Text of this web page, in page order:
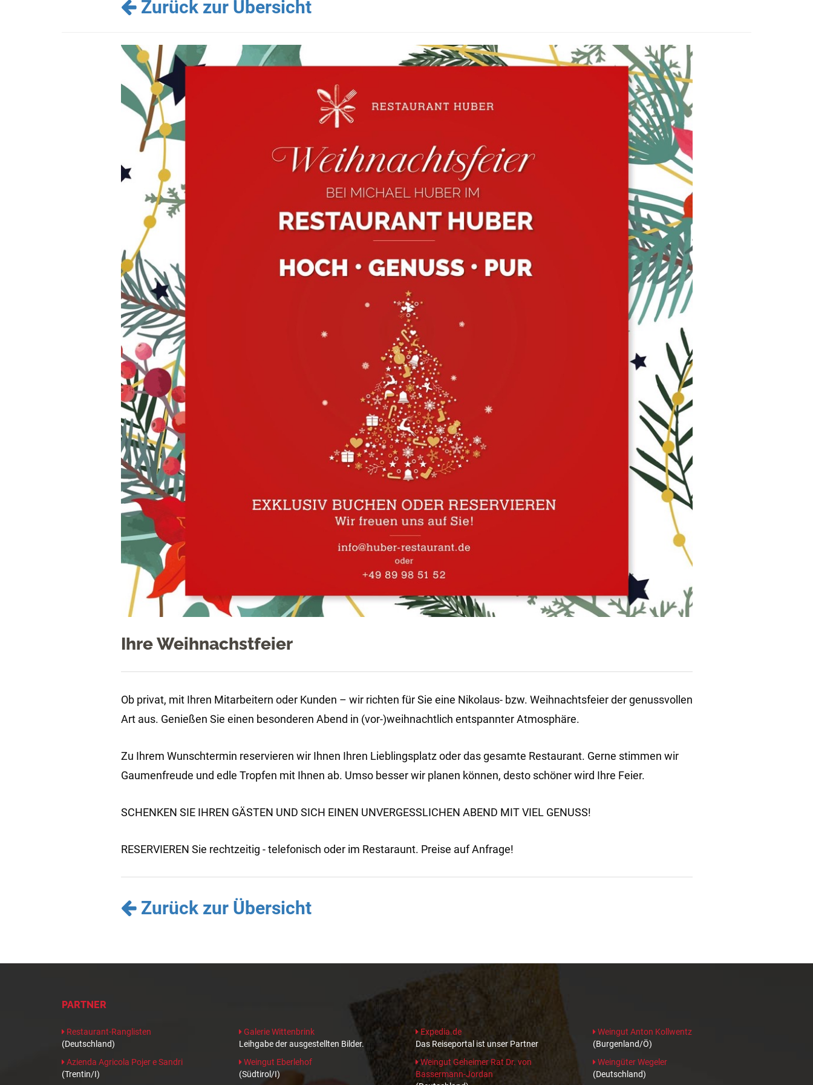
Zurück zur Übersicht
Ihre Weihnachstfeier
Ob privat, mit Ihren Mitarbeitern oder Kunden – wir richten für Sie eine Nikolaus- bzw. Weihnachtsfeier der genussvollen
Art aus. Genießen Sie einen besonderen Abend in (vor-)weihnachtlich entspannter Atmosphäre.
Zu Ihrem Wunschtermin reservieren wir Ihnen Ihren Lieblingsplatz oder das gesamte Restaurant. Gerne stimmen wir
Gaumenfreude und edle Tropfen mit Ihnen ab. Umso besser wir planen können, desto schöner wird Ihre Feier.
SCHENKEN SIE IHREN GÄSTEN UND SICH EINEN UNVERGESSLICHEN ABEND MIT VIEL GENUSS!
RESERVIEREN Sie rechtzeitig - telefonisch oder im Restaraunt. Preise auf Anfrage!
Zurück zur Übersicht
PARTNER
Restaurant-Ranglisten
(Deutschland)
Galerie Wittenbrink
Leihgabe der ausgestellten Bilder.
Expedia.de
Das Reiseportal ist unser Partner
Weingut Anton Kollwentz
(Burgenland/Ö)
Azienda Agricola Pojer e Sandri
(Trentin/I)
Weingut Eberlehof
(Südtirol/I)
Weingut Geheimer Rat Dr. von
Bassermann-Jordan
Weingüter Wegeler
(Deutschland)